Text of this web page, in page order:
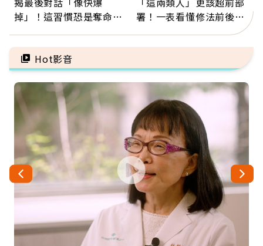
掉」！這習慣恐是奪命原
命交換
署！一表看懂修法前後差
異：沒留遺囑手足反而分
更多
Hot影音